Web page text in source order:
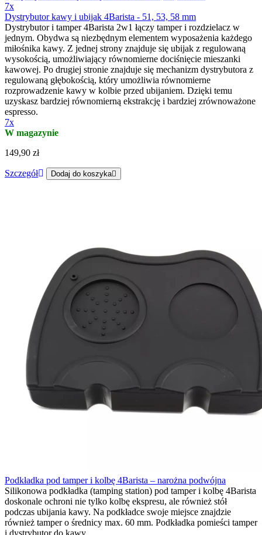
7x
Dystrybutor kawy i ubijak 4Barista - 51, 53, 58 mm
Dystrybutor i tamper 4Barista 2w1 łączy tamper i rozdzielacz w
jednym. Obydwa są niezbędnym elementem wyposażenia każdego
miłośnika kawy. Z jednej strony znajduje się ubijak z regulowaną
wysokością, umożliwiający równomierne dociśnięcie mieszanki
kawowej. Po drugiej stronie znajduje się mechanizm dystrybutora z
regulowaną głębokością, który umożliwia równomierne
rozprowadzenie kawy w kolbie przed ubijaniem. Dzięki temu
uzyskasz bardziej równomierną ekstrakcję i bardziej zrównoważone
espresso.
7x
W magazynie
149,90 zł
Szczegół Dodaj do koszyka
Podkładka pod tamper i kolbę 4Barista – narożna podwójna
Silikonowa podkładka (tamping station) pod tamper i kolbę 4Barista
doskonale ochroni nie tylko kolbę ekspresu, ale również stół
podczas ubijania kawy. Na podkładce swoje miejsce znajdzie
również tamper o średnicy max. 60 mm. Podkładka pomieści tamper
i dystrybutor do kawy.